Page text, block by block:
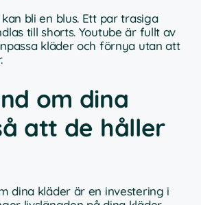
bli en blus. Ett par trasiga
till shorts. Youtube är fullt av
kläder och förnya utan att
om dina
att de håller
dina kläder är en investering i